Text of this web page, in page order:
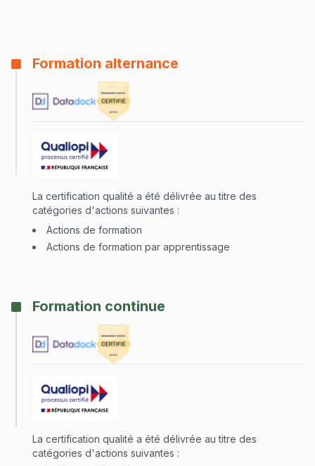
Formation alternance
La certification qualité a été délivrée au titre des
catégories d'actions suivantes :
Actions de formation
Actions de formation par apprentissage
Formation continue
La certification qualité a été délivrée au titre des
catégories d'actions suivantes :